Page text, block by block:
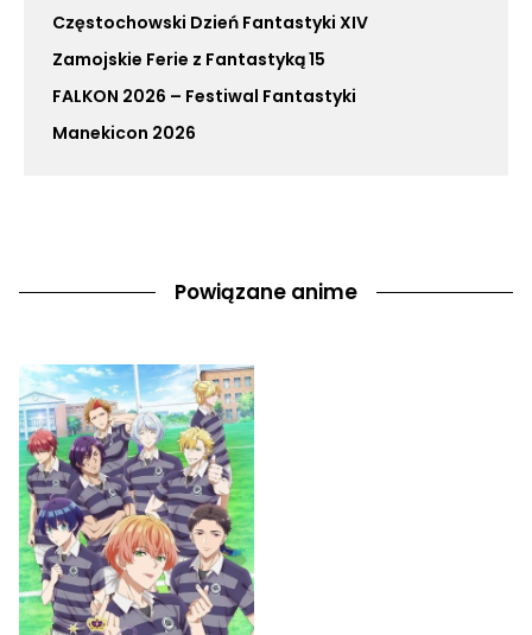
Częstochowski Dzień Fantastyki XIV
Zamojskie Ferie z Fantastyką 15
FALKON 2026 – Festiwal Fantastyki
Manekicon 2026
Powiązane anime